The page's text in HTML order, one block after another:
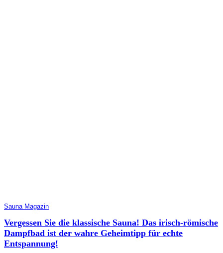
Sauna Magazin
Vergessen Sie die klassische Sauna! Das irisch-römische
Dampfbad ist der wahre Geheimtipp für echte
Entspannung!